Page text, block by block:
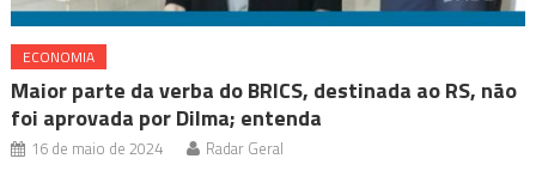
ECONOMIA
Maior parte da verba do BRICS, destinada ao RS, não
foi aprovada por Dilma; entenda
16 de maio de 2024 Radar Geral